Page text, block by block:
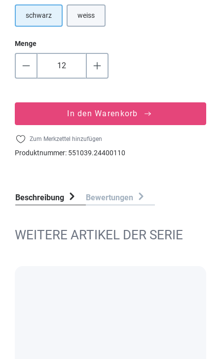
schwarz weiss(Diese Option ist zurzeit nicht verfügbar.)
Menge
In den Warenkorb
Zum Merkzettel hinzufügen
Produktnummer: 551039.24400110
Beschreibung Bewertungen
WEITERE ARTIKEL DER SERIE